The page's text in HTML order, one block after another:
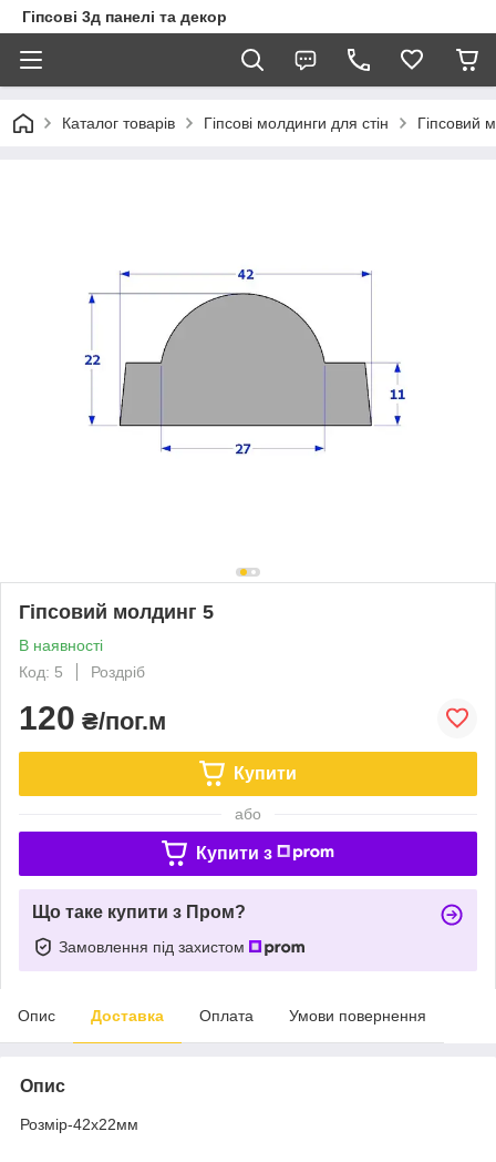
Гіпсові 3д панелі та декор
Каталог товарів Гіпсові молдинги для стін Гіпсовий
Гіпсовий молдинг 5
В наявності
Код: 5
Роздріб
120 ₴/пог.м
Купити
або
Купити з
Що таке купити з Пром?
Замовлення під захистом
Опис Доставка Оплата Умови повернення
Опис
Розмір-42х22мм